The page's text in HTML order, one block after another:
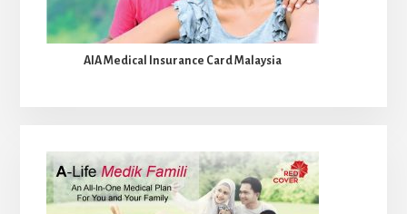
AIA Medical Insurance Card Malaysia